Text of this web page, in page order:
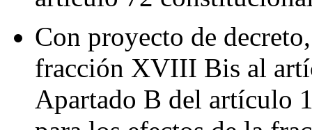
Con proyecto de
fracción XVIII Bis al
Apartado B del artículo